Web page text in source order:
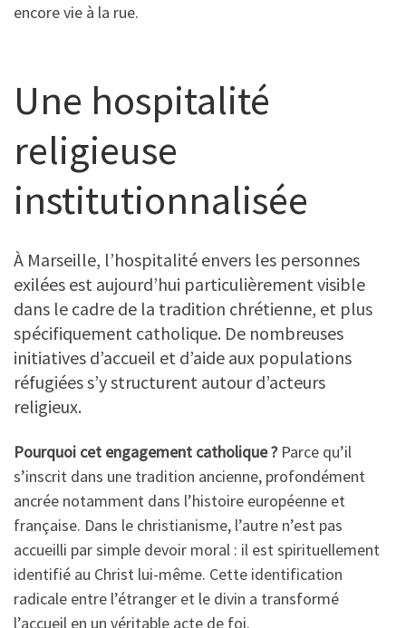
encore vie à la rue.
Une hospitalité
religieuse
institutionnalisée
À Marseille, l’hospitalité envers les personnes
exilées est aujourd’hui particulièrement visible
dans le cadre de la tradition chrétienne, et plus
spécifiquement catholique. De nombreuses
initiatives d’accueil et d’aide aux populations
réfugiées s’y structurent autour d’acteurs
religieux.
Pourquoi cet engagement catholique ?Parce qu’il
s’inscrit dans une tradition ancienne, profondément
ancrée notamment dans l’histoire européenne et
française. Dans le christianisme, l’autre n’est pas
accueilli par simple devoir moral : il est spirituellement
identifié au Christ lui-même. Cette identification
radicale entre l’étranger et le divin a transformé
l’accueil en un véritable acte de foi.